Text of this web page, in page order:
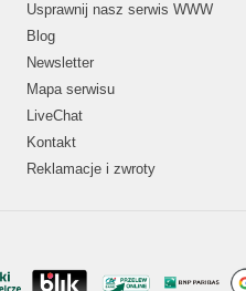
Usprawnij nasz serwis WWW
Blog
Newsletter
Mapa serwisu
LiveChat
Kontakt
Reklamacje i zwroty